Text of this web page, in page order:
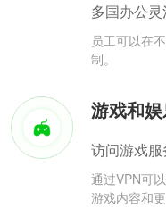
多国办公灵
员工可以在
制。
游戏和
访问游戏服
通过VPN可
游戏内容和更